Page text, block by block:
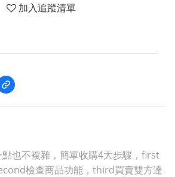
加入追蹤清單
也不複雜，簡單收購4大步驟，first
檢查商品功能，third買賣雙方達